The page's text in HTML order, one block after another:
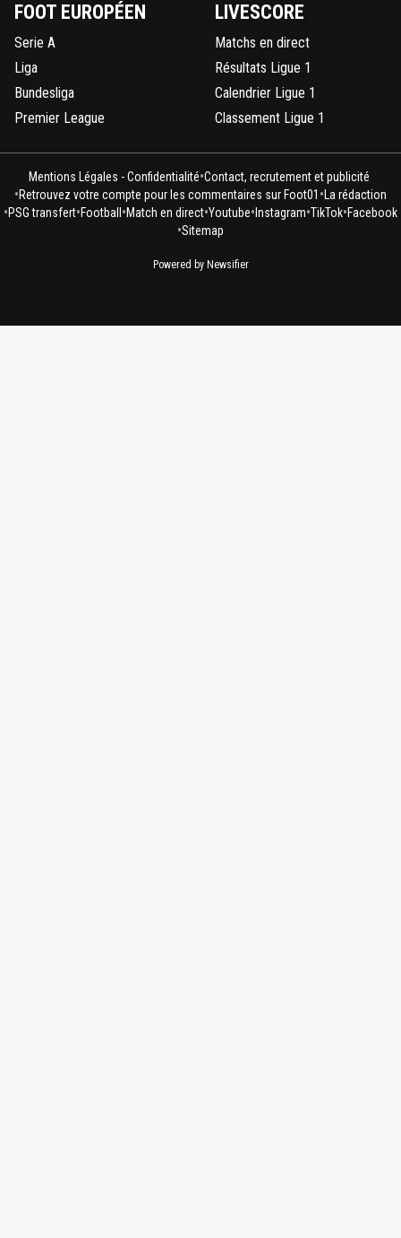
FOOT EUROPÉEN
Serie A
Liga
Bundesliga
Premier League
LIVESCORE
Matchs en direct
Résultats Ligue 1
Calendrier Ligue 1
Classement Ligue 1
Mentions Légales - Confidentialité•Contact, recrutement et publicité
•Retrouvez votre compte pour les commentaires sur Foot01 • La rédaction
•PSG transfert•Football •Match en direct•Youtube• Instagram•TikTok•Facebook
•Sitemap
Powered by Newsifier